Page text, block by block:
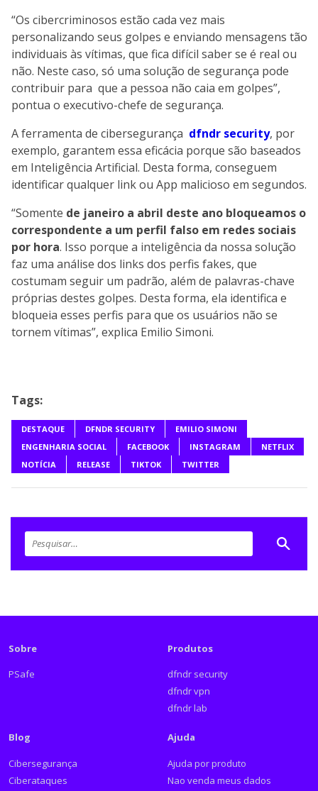
“Os cibercriminosos estão cada vez mais
personalizando seus golpes e enviando mensagens tão
individuais às vítimas, que fica difícil saber se é real ou
não. Neste caso, só uma solução de segurança pode
contribuir para que a pessoa não caia em golpes”,
pontua o executivo-chefe de segurança.
A ferramenta de cibersegurança dfndr security, por
exemplo, garantem essa eficácia porque são baseados
em Inteligência Artificial. Desta forma, conseguem
identificar qualquer link ou App malicioso em segundos.
“Somente de janeiro a abril deste ano bloqueamos o
correspondente a um perfil falso em redes sociais
por hora. Isso porque a inteligência da nossa solução
faz uma análise dos links dos perfis fakes, que
costumam seguir um padrão, além de palavras-chave
próprias destes golpes. Desta forma, ela identifica e
bloqueia esses perfis para que os usuários não se
tornem vítimas”, explica Emilio Simoni.
Tags:
DESTAQUE DFNDR SECURITY
EMILIO SIMONI
ENGENHARIA SOCIAL
FACEBOOK INSTAGRAM
NETFLIX
NOTÍCIA
RELEASE TIKTOK TWITTER
Sobre
PSafe
Produtos
dfndr security
dfndr vpn
dfndr lab
Blog
Cibersegurança
Ciberataques
Ajuda
Ajuda por produto
Nao venda meus dados